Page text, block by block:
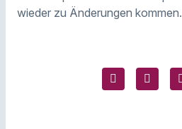
wieder zu Änderungen kommen.